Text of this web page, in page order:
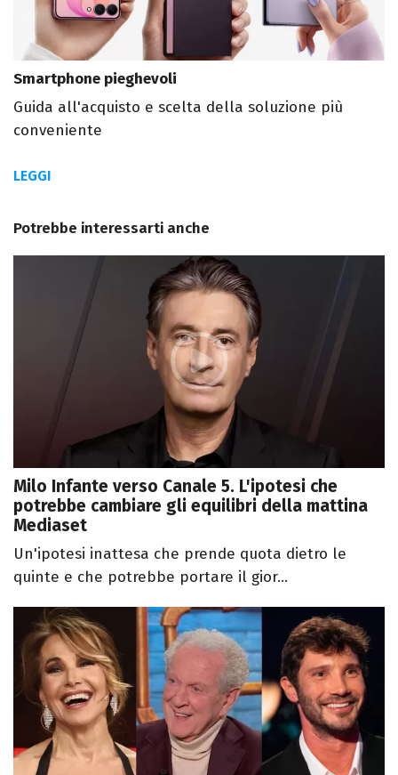
Smartphone pieghevoli
Guida all'acquisto e scelta della soluzione più
conveniente
LEGGI
Potrebbe interessarti anche
Milo Infante verso Canale 5. L'ipotesi che
potrebbe cambiare gli equilibri della mattina
Mediaset
Un'ipotesi inattesa che prende quota dietro le
quinte e che potrebbe portare il gior...